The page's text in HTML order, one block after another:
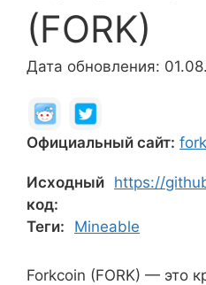
(FORK)
Дата обновления:
Официальный сайт:
Исходный
код:
https://
Теги: Mineable
Forkcoin (FORK) — это